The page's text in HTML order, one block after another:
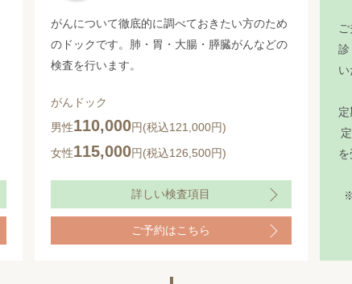
がんについて徹底的に調べておきたい方のため
のドックです。肺・胃・大腸・膵臓がんなどの
検査を行います。
がんドック
男性110,000円(税込121,000円)
女性115,000円(税込126,500円)
詳しい検査項目
ご予約はこちら
診